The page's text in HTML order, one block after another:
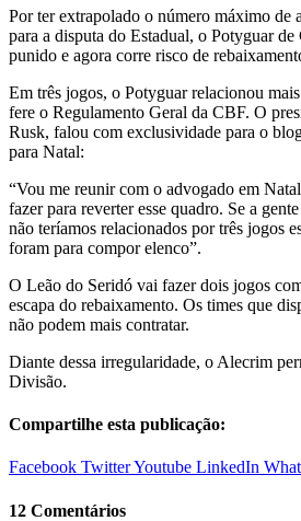
Por ter extrapolado o número máximo de
para a disputa do Estadual, o Potyguar de
punido e agora corre risco de
Em três jogos, o Potyguar relacionou
fere o Regulamento Geral da CBF. O
Rusk, falou com exclusividade para o
para Natal:
“Vou me reunir com o advogado em
fazer para reverter esse quadro. Se a
não teríamos relacionados por três jogos
foram para compor elenco”.
O Leão do Seridó vai fazer dois jogos
escapa do rebaixamento. Os times que
não podem mais contratar.
Diante dessa irregularidade, o Alecrim
Divisão.
Compartilhe esta publicação:
Facebook TwitterYoutube LinkedIn
12 Comentários